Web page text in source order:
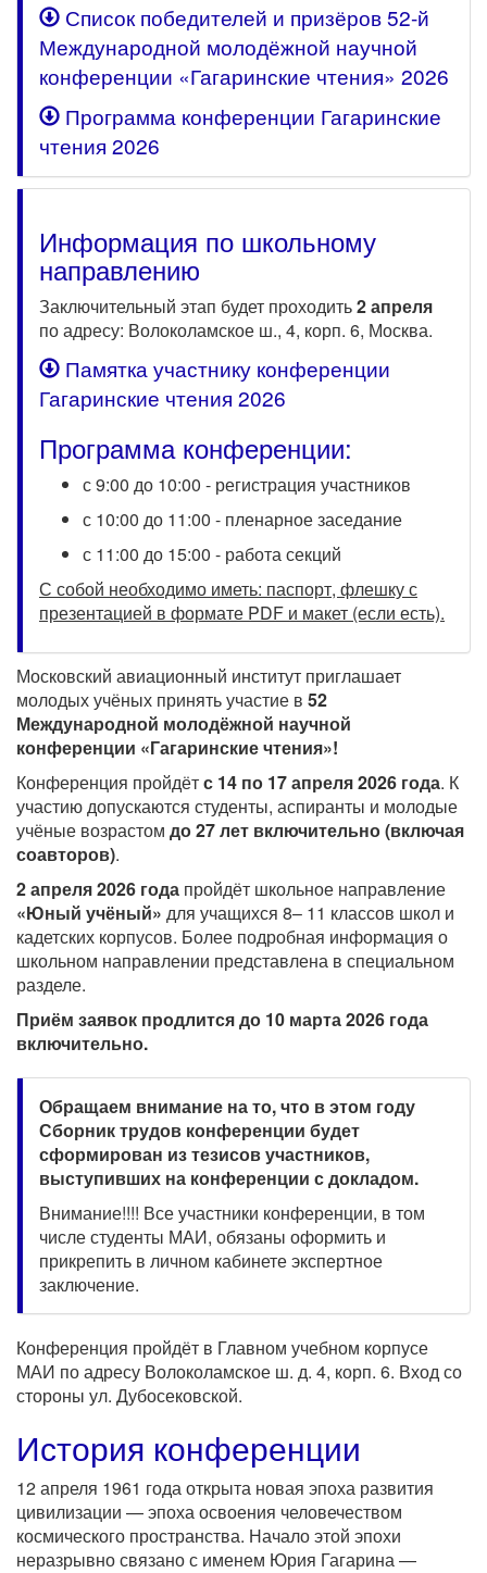
Список победителей и призёров 52-й
Международной молодёжной научной
конференции «Гагаринские чтения» 2026
Программа конференции Гагаринские
чтения 2026
Информация по школьному
направлению
Заключительный этап будет проходить2 апреля
по адресу: Волоколамское ш., 4, корп. 6, Москва.
Памятка участнику конференции
Гагаринские чтения 2026
Программа конференции:
с 9:00 до 10:00 - регистрация участников
с 10:00 до 11:00 - пленарное заседание
с 11:00 до 15:00 - работа секций
С собой необходимо иметь: паспорт, флешку с
презентацией в формате PDF и макет (если есть).
Московский авиационный институт приглашает
молодых учёных принять участие в 52
Международной молодёжной научной
конференции «Гагаринские чтения»!
Конференция пройдётс 14 по 17 апреля 2026 года. К
участию допускаются студенты, аспиранты и молодые
учёные возрастом до 27 лет включительно (включая
соавторов).
2 апреля 2026 года пройдёт школьное направление
«Юный учёный» для учащихся 8– 11 классов школ и
кадетских корпусов. Более подробная информация о
школьном направлении представлена в специальном
разделе.
Приём заявок продлится до 10 марта 2026 года
включительно.
Обращаем внимание на то, что в этом году
Сборник трудов конференции будет
сформирован из тезисов участников,
выступивших на конференции с докладом.
Внимание!!!! Все участники конференции, в том
числе студенты МАИ, обязаны оформить и
прикрепить в личном кабинете экспертное
заключение.
Конференция пройдёт в Главном учебном корпусе
МАИ по адресу Волоколамское ш. д. 4, корп. 6. Вход со
стороны ул. Дубосековской.
История конференции
12 апреля 1961 года открыта новая эпоха развития
цивилизации — эпоха освоения человечеством
космического пространства. Начало этой эпохи
неразрывно связано с именем Юрия Гагарина —